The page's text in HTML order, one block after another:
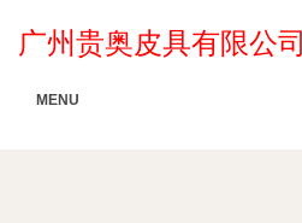
广州贵奥皮具有限公司
MENU